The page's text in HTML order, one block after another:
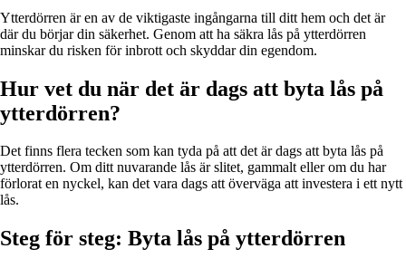
Ytterdörren är en av de viktigaste ingångarna till ditt hem och det är
där du börjar din säkerhet. Genom att ha säkra lås på ytterdörren
minskar du risken för inbrott och skyddar din egendom.
Hur vet du när det är dags att byta lås på
ytterdörren?
Det finns flera tecken som kan tyda på att det är dags att byta lås på
ytterdörren. Om ditt nuvarande lås är slitet, gammalt eller om du har
förlorat en nyckel, kan det vara dags att överväga att investera i ett nytt
lås.
Steg för steg: Byta lås på ytterdörren